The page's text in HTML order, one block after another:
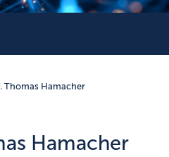
Thomas Hamacher
Hamacher